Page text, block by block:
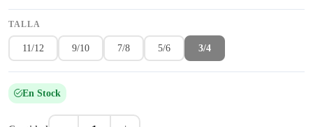
TALLA
11/12 9/10 7/8 5/6 3/4
En Stock